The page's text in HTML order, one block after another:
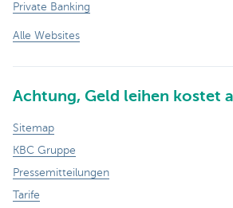
Private Banking
Alle Websites
Achtung, Geld leihen kostet
Sitemap
KBC Gruppe
Pressemitteilungen
Tarife